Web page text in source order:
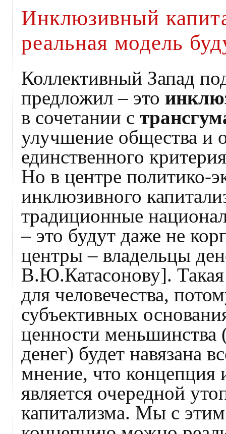
Инклюзивный
реальная модель
Коллективный Запад
предложил – это
в сочетании с
улучшение общества и
единственного
Но в центре политико-
инклюзивного
традиционные
– это будут даже не
центры – владельцы
В.Ю.Катасонову]. Такая
для человечества,
субъективных
ценности меньшинства
денег) будет навязана
мнение, что концепция
является очередной
капитализма. Мы с